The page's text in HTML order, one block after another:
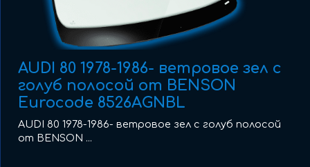
AUDI 80 1978-1986- ветровое зел с
голуб полосой от BENSON
Eurocode 8526AGNBL
AUDI 80 1978-1986- ветровое зел с голуб полосой
от BENSON ...